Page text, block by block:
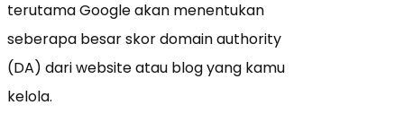
terutama Google akan menentukan
seberapa besar skor domain authority
(DA) dari website atau blog yang kamu
kelola.